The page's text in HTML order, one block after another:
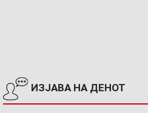
ИЗЈАВА НА ДЕНОТ